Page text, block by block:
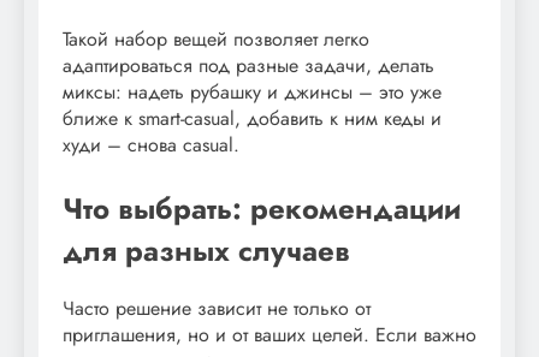
Такой набор вещей позволяет легко
адаптироваться под разные задачи, делать
миксы: надеть рубашку и джинсы – это уже
ближе к smart-casual, добавить к ним кеды и
худи – снова casual.
Что выбрать: рекомендации
для разных случаев
Часто решение зависит не только от
приглашения, но и от ваших целей. Если важно